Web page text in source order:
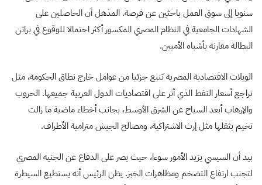
سنويا إلى سوق العمل باحثين عن فرصة. المذهل أن الحاصلين على
الشهادات الجامعية في النظام المصري المكسور أكثر احتمالا للوقوع في براثن
البطالة مقارنة بأشباه الأميين.
الويلات الاقتصادية المصرية تنبع جزئيا من عوامل خارج نطاق الحكومة، مثل
تراجع أسعار النفط الذي أثر على اقتصاديات الدول العربية جميعها. الحروب
والإرهاب أبعد السياح عن الشرق الأوسط، بجانب أخطاء ماضية ما زالت
تخيم بثقلها مثل إرث الاشتراكية، ومصالح الجيش مترامية الأطراف.
بيد أن السيسي يزيد الأمور سوءا، حيث يصر على الدفاع عن الجنيه المصري
لتجنب ارتفاع التضخم ومظاهرات الخبز. يظن الرئيس أنه يستطيع السيطرة